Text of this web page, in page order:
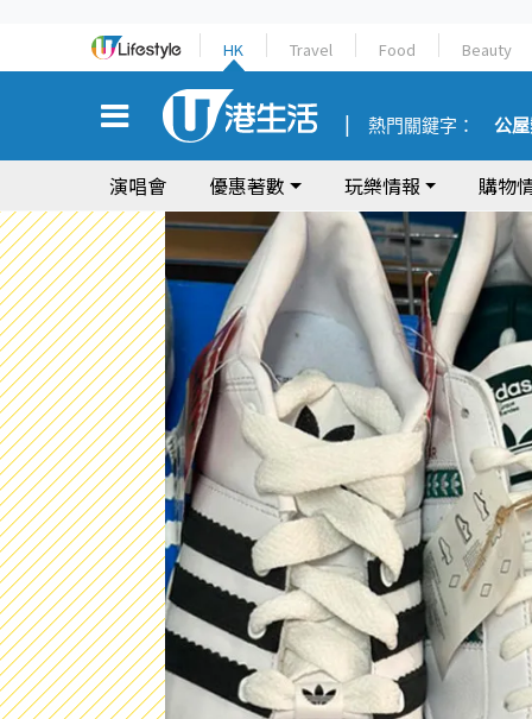
HK Travel Food Beauty
熱門關鍵字： 公
演唱會 優惠著數 玩樂情報 購物